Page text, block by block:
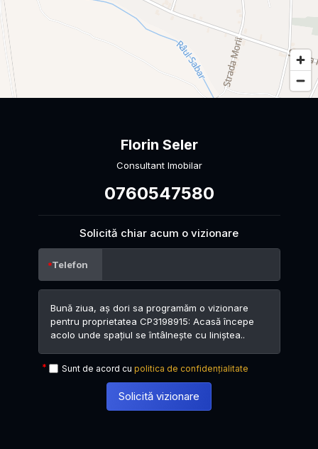
Florin Seler
Consultant Imobilar
0760547580
Solicită chiar acum o vizionare
Telefon
Sunt de acord cu politica de confidențialitate
Solicită vizionare